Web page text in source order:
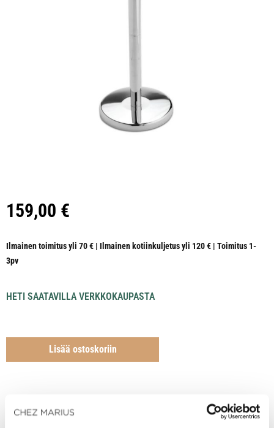
159,00 €
Ilmainen toimitus yli 70 € | Ilmainen kotiinkuljetus yli 120 € | Toimitus 1-
3pv
HETI SAATAVILLA VERKKOKAUPASTA
Lisää ostoskoriin